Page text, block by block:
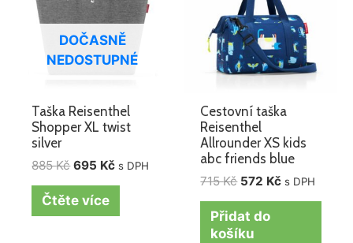
DOČASNĚ
NEDOSTUPNÉ
Taška Reisenthel
Shopper XL twist
silver
885Kč 695 Kč s DPH
Čtěte více
Cestovní taška
Reisenthel
Allrounder XS kids
abc friends blue
715Kč 572 Kč s DPH
Přidat do
košíku